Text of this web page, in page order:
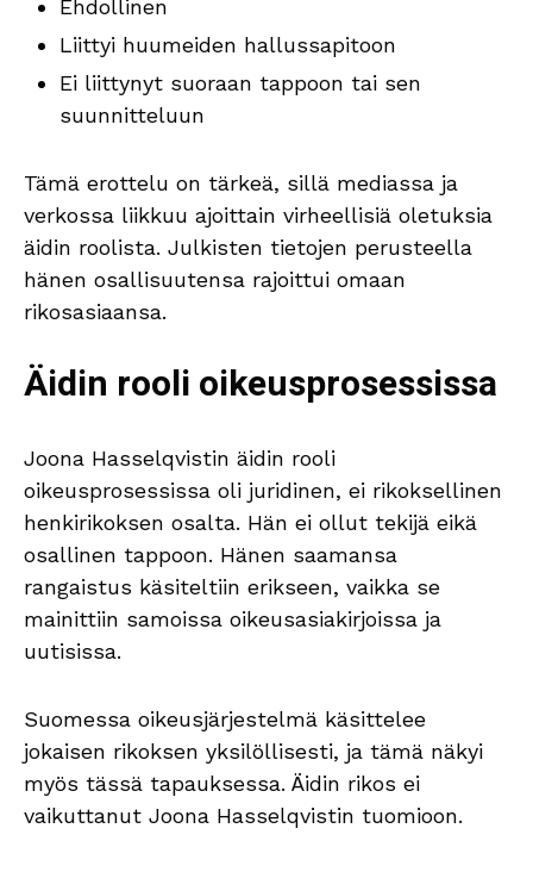
Ehdollinen
Liittyi huumeiden hallussapitoon
Ei liittynyt suoraan tappoon tai sen
suunnitteluun
Tämä erottelu on tärkeä, sillä mediassa ja
verkossa liikkuu ajoittain virheellisiä oletuksia
äidin roolista. Julkisten tietojen perusteella
hänen osallisuutensa rajoittui omaan
rikosasiaansa.
Äidin rooli oikeusprosessissa
Joona Hasselqvistin äidin rooli
oikeusprosessissa oli juridinen, ei rikoksellinen
henkirikoksen osalta. Hän ei ollut tekijä eikä
osallinen tappoon. Hänen saamansa
rangaistus käsiteltiin erikseen, vaikka se
mainittiin samoissa oikeusasiakirjoissa ja
uutisissa.
Suomessa oikeusjärjestelmä käsittelee
jokaisen rikoksen yksilöllisesti, ja tämä näkyi
myös tässä tapauksessa. Äidin rikos ei
vaikuttanut Joona Hasselqvistin tuomioon.